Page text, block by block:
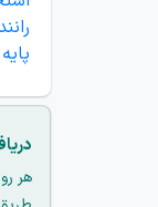
هر